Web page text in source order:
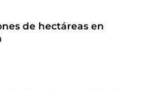
de hectáreas en